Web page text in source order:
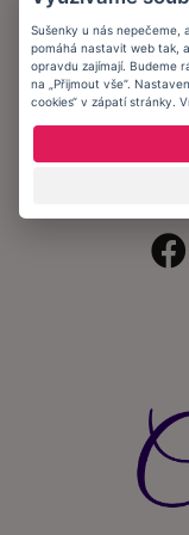
Sušenky u nás nepečeme,
pomáhá nastavit web tak,
opravdu zajímají. Budeme
na „Přijmout vše“.
cookies“ v zápatí stránky.